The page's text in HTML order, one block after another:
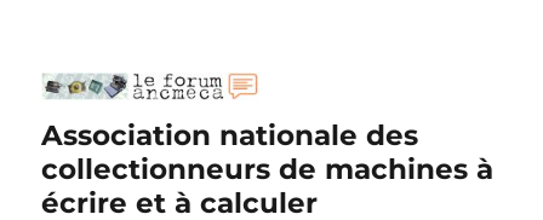
Association nationale des
collectionneurs de machines à
écrire et à calculer